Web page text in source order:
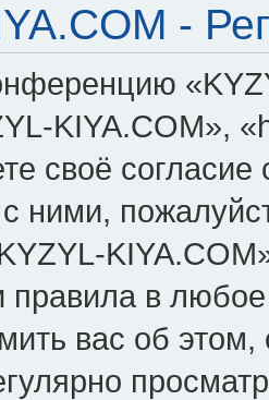
-
KIYA.COM»,
своё
ними,
правила в
вас об